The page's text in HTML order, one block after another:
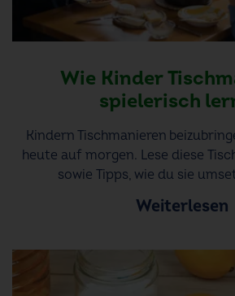
Wie Kinder
spielerisch
Kindern Tischmanieren
heute auf morgen. Lese diese
sowie Tipps, wie du sie
Weiterlesen